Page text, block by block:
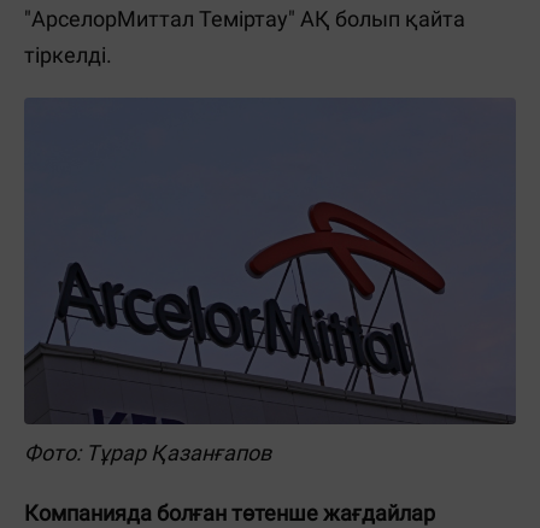
"АрселорМиттал Теміртау" АҚ болып қайта
тіркелді.
Фото: Тұрар Қазанғапов
Компанияда болған төтенше жағдайлар